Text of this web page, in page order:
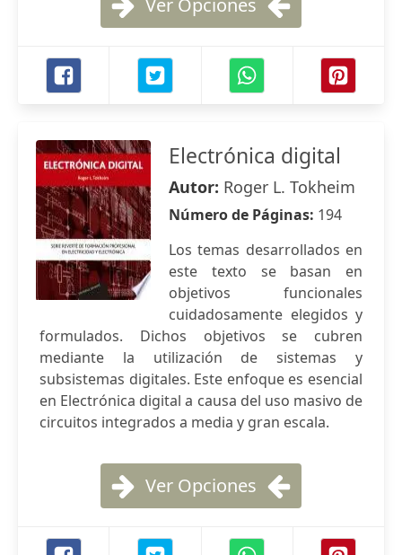
Ver Opciones
Electrónica digital
Autor: Roger L. Tokheim
Número de Páginas: 194
Los temas desarrollados en
este texto se basan en
objetivos funcionales
cuidadosamente elegidos y
formulados. Dichos objetivos se cubren
mediante la utilización de sistemas y
subsistemas digitales. Este enfoque es esencial
en Electrónica digital a causa del uso masivo de
circuitos integrados a media y gran escala.
Ver Opciones